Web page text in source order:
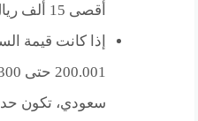
أقصى 15 ألف ريال سعودي.
إذا كانت قيمة
سعودي، تكون